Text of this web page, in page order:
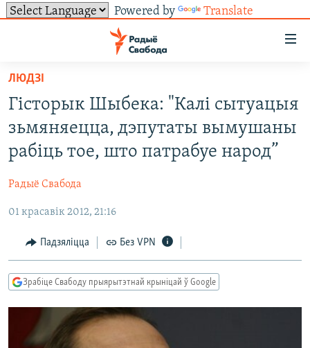
Powered by Translate
ўнівэрсальнага
доступу
Перайсьці
да
галоўнага
зьместу
Перайсьці
да
навігацыі
Перайсьці
пошуку
УСЕ НАВІНЫ
ВІДЭА І ФОТА
ПАЛІТЫКА
ЭКАНОМІКА
ВАЙНА
ПАЛІТВЯЗЬНІ
КУЛЬТУРА
КАЛЯНДАР
ТОЛЬКІ НА СВАБОДЗЕ
ТЭСТЫ
ГІСТОРЫЯ НА СВАБОДЗЕ
ПАДКАСТЫ
КНІГІ
PREMIUM
МОВА
НА ХВАЛЯХ СВАБОДЫ
СУВЯЗЬ
ПАДЗЯЛІЦЦА ІНФАРМАЦЫЯЙ
RSS
ПАДКАСТЫ
FACEBOOK
ЛЮДЗІ
Гісторык Шыбека: "Калі сытуацыя
зьмяняецца, дэпутаты вымушаны
рабіць тое, што патрабуе народ”
Радыё Свабода
01 красавік 2012, 21:16
Падзяліцца Без VPN
Зрабіце Свабоду прыярытэтнай крыніцай ў Google